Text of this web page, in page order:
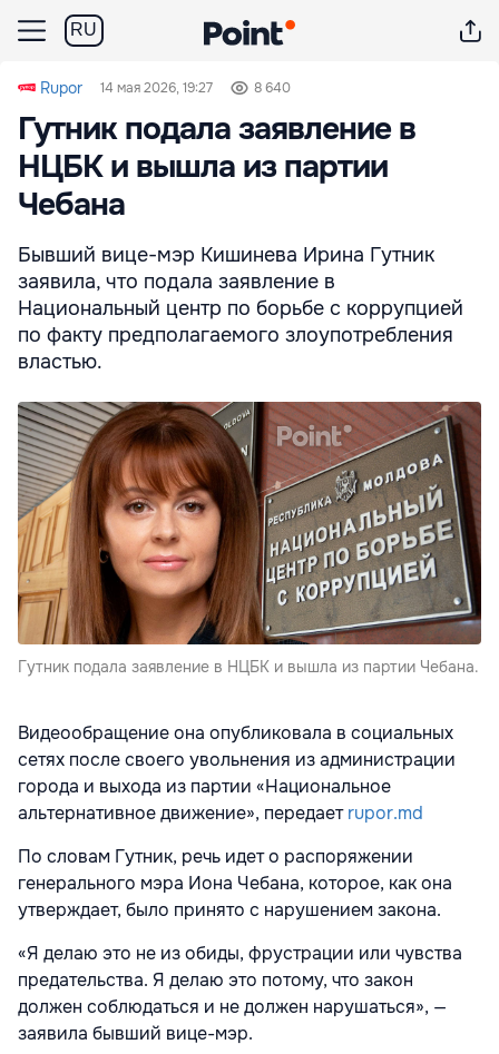
RU
Rupor 14 мая 2026, 19:27 8 640
Гутник подала заявление в
НЦБК и вышла из партии
Чебана
Бывший вице-мэр Кишинева Ирина Гутник
заявила, что подала заявление в
Национальный центр по борьбе с коррупцией
по факту предполагаемого злоупотребления
властью.
Гутник подала заявление в НЦБК и вышла из партии Чебана.
Видеообращение она опубликовала в социальных
сетях после своего увольнения из администрации
города и выхода из партии «Национальное
альтернативное движение», передаетrupor.md
По словам Гутник, речь идет о распоряжении
генерального мэра Иона Чебана, которое, как она
утверждает, было принято с нарушением закона.
«Я делаю это не из обиды, фрустрации или чувства
предательства. Я делаю это потому, что закон
должен соблюдаться и не должен нарушаться», —
заявила бывший вице-мэр.